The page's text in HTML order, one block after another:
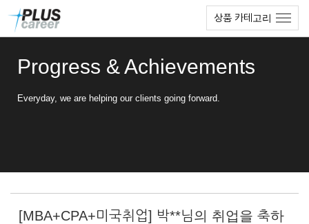
상품 카테고리
Progress & Achievements
Everyday, we are helping our clients going forward.
[MBA+CPA+미국취업] 박**님의 취업을 축하